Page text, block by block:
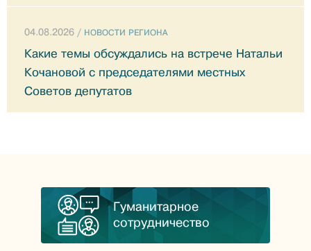
04.08.2026 / НОВОСТИ РЕГИОНА
Какие темы обсуждались на встрече Натальи
Кочановой с председателями местных
Советов депутатов
Гуманитарное
сотрудничество